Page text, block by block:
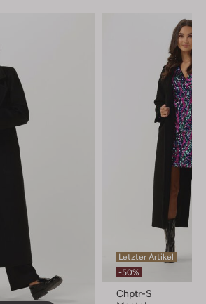
Letzter Artikel
-50%
Chptr-S